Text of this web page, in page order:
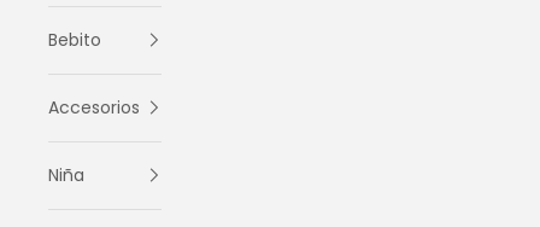
Bebito
Accesorios
Niña